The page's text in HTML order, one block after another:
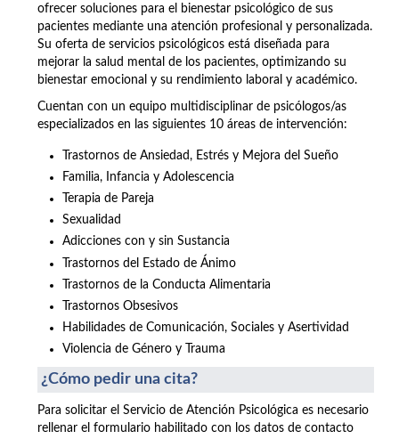
ofrecer soluciones para el bienestar psicológico de sus
pacientes mediante una atención profesional y personalizada.
Su oferta de servicios psicológicos está diseñada para
mejorar la salud mental de los pacientes, optimizando su
bienestar emocional y su rendimiento laboral y académico.
Cuentan con un equipo multidisciplinar de psicólogos/as
especializados en las siguientes 10 áreas de intervención:
Trastornos de Ansiedad, Estrés y Mejora del Sueño
Familia, Infancia y Adolescencia
Terapia de Pareja
Sexualidad
Adicciones con y sin Sustancia
Trastornos del Estado de Ánimo
Trastornos de la Conducta Alimentaria
Trastornos Obsesivos
Habilidades de Comunicación, Sociales y Asertividad
Violencia de Género y Trauma
¿Cómo pedir una cita?
Para solicitar el Servicio de Atención Psicológica es necesario
rellenar el formulario habilitado con los datos de contacto